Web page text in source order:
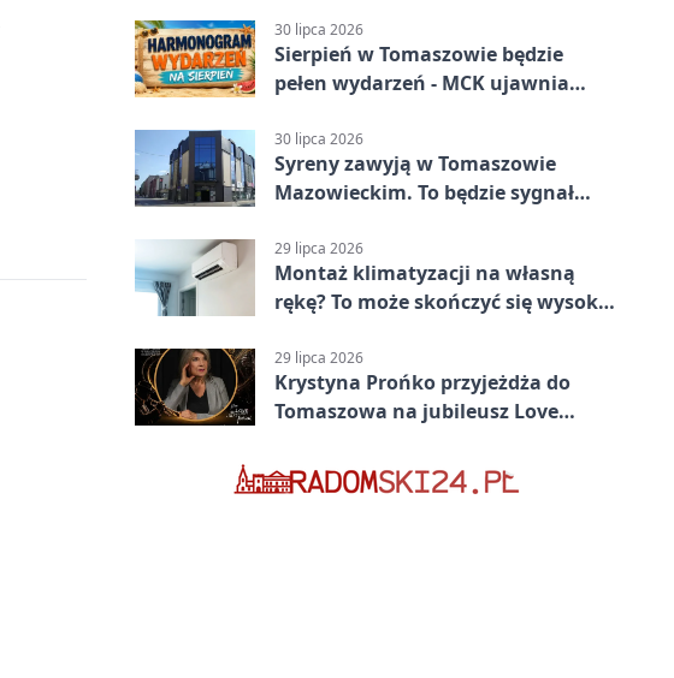
30 lipca 2026
Sierpień w Tomaszowie będzie
pełen wydarzeń - MCK ujawnia
30 lipca 2026
Syreny zawyją w Tomaszowie
Mazowieckim. To będzie sygnał
29 lipca 2026
Montaż klimatyzacji na własną
rękę? To może skończyć się wysoką
29 lipca 2026
Krystyna Prońko przyjeżdża do
Tomaszowa na jubileusz Love